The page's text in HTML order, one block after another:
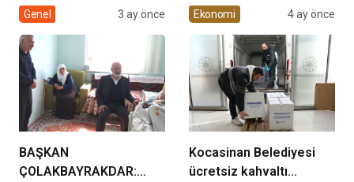
müziğin coşkusu
geliyor!
Genel 3 ay önce
Enerjisi Hamlesi
Ekonomi 4 ay önce
BAŞKAN
ÇOLAKBAYRAKDAR:
Kocasinan Belediyesi
ücretsiz kahvaltı